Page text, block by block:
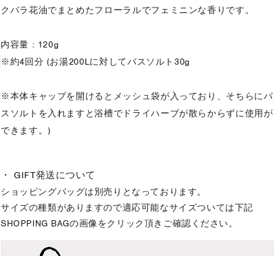
クバラ花油でまとめたフローラルでフェミニンな香りです。
内容量 : 120g
※約4回分 (お湯200Lに対してバスソルト30g
※本体キャップを開けるとメッシュ袋が入っており、そちらにバ
スソルトを入れますと浴槽でドライハーブが散らからずに使用が
できます。)
・ GIFT発送について
ショッピングバッグは別売りとなっております。
サイズの種類がありますので適応可能なサイズついては下記
SHOPPING BAGの画像をクリック頂きご確認ください。